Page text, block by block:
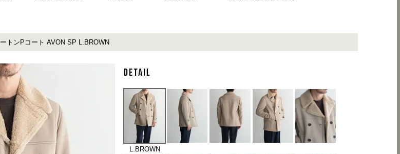
トンPコート AVON SP L.BROWN
L.BROWN